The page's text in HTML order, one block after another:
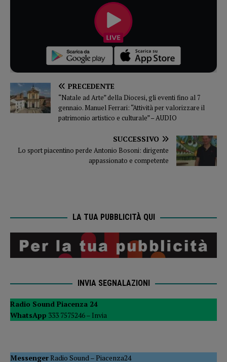
PRECEDENTE
“Natale ad Arte” della Diocesi, gli eventi fino al 7
gennaio. Manuel Ferrari: “Attività per valorizzare il
patrimonio artistico e culturale” – AUDIO
SUCCESSIVO
Lo sport piacentino perde Antonio Bosoni: dirigente
appassionato e competente
LA TUA PUBBLICITÀ QUI
INVIA SEGNALAZIONI
Radio Sound Piacenza 24
WhatsApp 333 7575246 – Invia
MessengerRadio Sound–Piacenza24